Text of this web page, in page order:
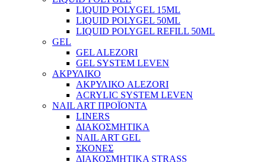
LIQUID POLYGEL 15ML
LIQUID POLYGEL 50ML
LIQUID POLYGEL REFILL 50ML
GEL
GEL ALEZORI
GEL SYSTEM LEVEN
ΑΚΡΥΛΙΚΟ
ΑΚΡΥΛΙΚΟ ALEZORI
ACRYLIC SYSTEM LEVEN
NAIL ART ΠΡΟΪΟΝΤΑ
LINERS
ΔΙΑΚΟΣΜΗΤΙΚΑ
NAIL ART GEL
ΣΚΟΝΕΣ
ΔΙΑΚΟΣΜΗΤΙΚΑ STRASS